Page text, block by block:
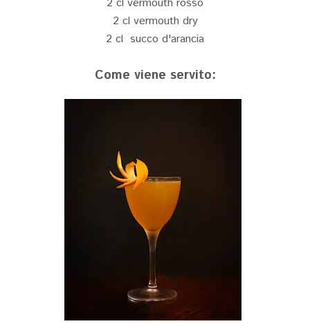
2 cl vermouth rosso
2 cl vermouth dry
2 cl succo d'arancia
Come viene servito: